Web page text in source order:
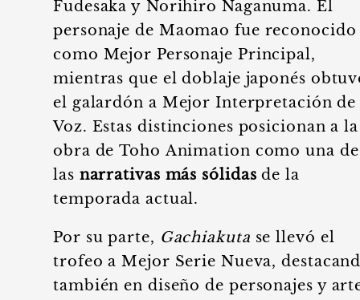
Fudesaka y Norihiro Naganuma. El
personaje de Maomao fue reconocido
como Mejor Personaje Principal,
mientras que el doblaje japonés
el galardón a Mejor Interpretación de
Voz. Estas distinciones posicionan a la
obra de Toho Animation como una de
las narrativas más sólidas de la
temporada actual.
Por su parte, Gachiakuta se llevó el
trofeo a Mejor Serie Nueva,
también en diseño de personajes y